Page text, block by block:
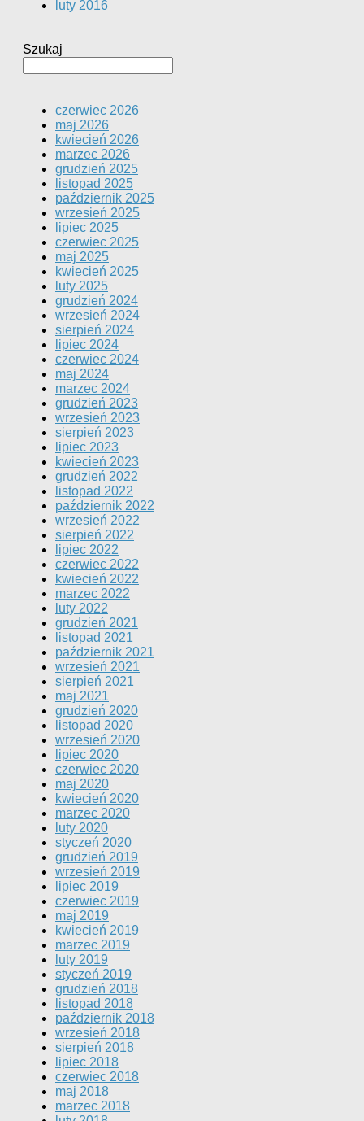
luty 2016
Szukaj
czerwiec 2026
maj 2026
kwiecień 2026
marzec 2026
grudzień 2025
listopad 2025
październik 2025
wrzesień 2025
lipiec 2025
czerwiec 2025
maj 2025
kwiecień 2025
luty 2025
grudzień 2024
wrzesień 2024
sierpień 2024
lipiec 2024
czerwiec 2024
maj 2024
marzec 2024
grudzień 2023
wrzesień 2023
sierpień 2023
lipiec 2023
kwiecień 2023
grudzień 2022
listopad 2022
październik 2022
wrzesień 2022
sierpień 2022
lipiec 2022
czerwiec 2022
kwiecień 2022
marzec 2022
luty 2022
grudzień 2021
listopad 2021
październik 2021
wrzesień 2021
sierpień 2021
maj 2021
grudzień 2020
listopad 2020
wrzesień 2020
lipiec 2020
czerwiec 2020
maj 2020
kwiecień 2020
marzec 2020
luty 2020
styczeń 2020
grudzień 2019
wrzesień 2019
lipiec 2019
czerwiec 2019
maj 2019
kwiecień 2019
marzec 2019
luty 2019
styczeń 2019
grudzień 2018
listopad 2018
październik 2018
wrzesień 2018
sierpień 2018
lipiec 2018
czerwiec 2018
maj 2018
marzec 2018